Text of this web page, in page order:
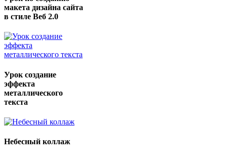
макета дизайна сайта
в стиле Веб 2.0
Урок создание
эффекта
металлического
текста
Небесный коллаж